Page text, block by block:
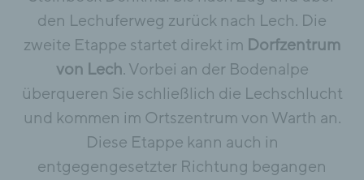
den Lechuferweg zurück nach Lech. Die
zweite Etappe startet direkt im Dorfzentrum
von Lech. Vorbei an der Bodenalpe
überqueren Sie schließlich die Lechschlucht
und kommen im Ortszentrum von Warth an.
Diese Etappe kann auch in
entgegengesetzter Richtung begangen